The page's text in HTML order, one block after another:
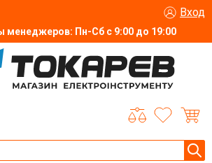
менеджеров: Пн-Сб с 9:00 до 19:00
Вход